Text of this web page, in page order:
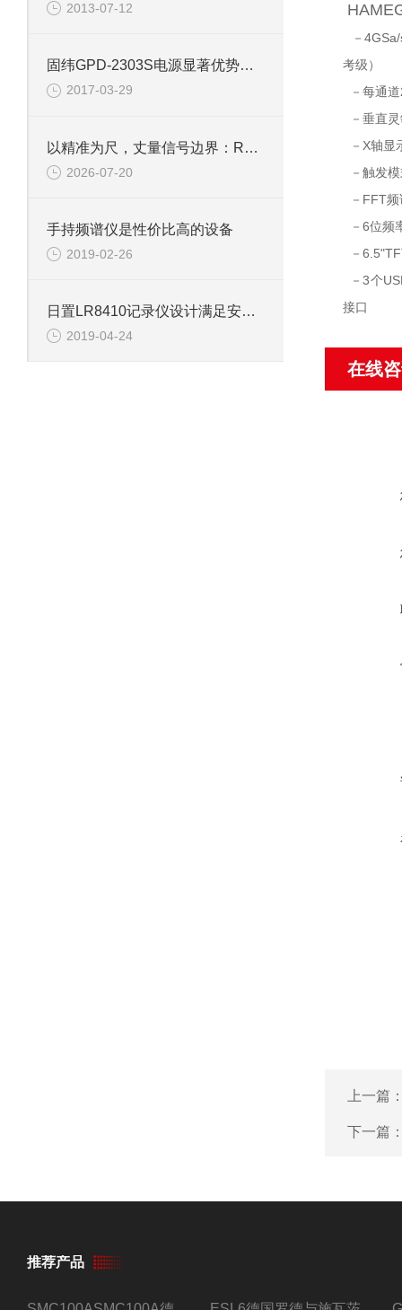
2013-07-12
固纬GPD-2303S电源显著优势不胜枚举
2017-03-29
以精准为尺，丈量信号边界：R&S FSH4手持频谱仪的核心应用价值
2026-07-20
手持频谱仪是性价比高的设备
2019-02-26
日置LR8410记录仪设计满足安全标准要求
2019-04-24
－
考级）
－每通
－垂直
－X轴显
－触发
－FFT频
－6位频
－
－3个
接口
在线
上一篇
下一篇
推荐产品